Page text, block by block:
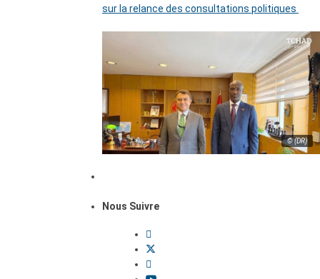
sur la relance des consultations politiques
© (DR)
Nous Suivre